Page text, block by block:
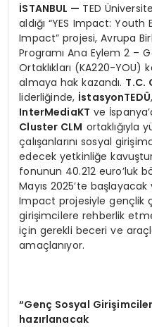
İSTANBUL — TED
aldığı “YES Impact:
Impact” projesi, Avrupa
Programı Ana Eylem 2 –
Ortaklıkları (KA220-
almaya hak kazandı. T.C.
liderliğinde, İstasyonTEDÜ
InterMediaKT ve
Cluster CLM ortaklığıyla
çalışanlarını sosyal
edecek yetkinliğe
fonunun 40.212 euro’luk
Mayıs 2025’te
Impact projesiyle gençlik
girişimcilere rehberlik
için gerekli beceri ve
amaçlanıyor.
“Genç Sosyal
hazırlanacak